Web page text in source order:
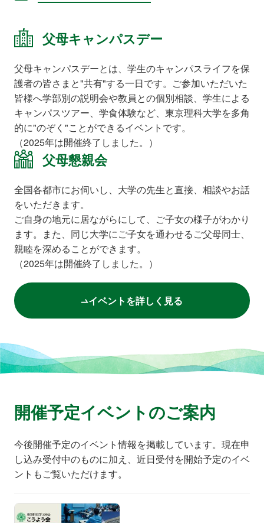
父母キャンパスデー
父母キャンパスデーとは、学生のキャンパスライフを保
護者の皆さまと"共有"する一日です。ご参加いただいた
皆様へ学部別の説明会や教員との個別相談、学生による
キャンパスツアー、学食体験など、東京理科大学を多角
的に"のぞく"ことができるイベントです。
（2025年は開催終了しました。）
父母懇親会
全国各都市にお伺いし、大学の先生と直接、相談やお話
をいただきます。
ご自身の地元に居ながらにして、ご子女の様子がわかり
ます。また、同じ大学にご子女を通わせるご父母同士、
親睦を深めることができます。
（2025年は開催終了しました。）
イベントを詳しく見る
開催予定イベントのご案内
今後開催予定のイベント情報を掲載しています。現在申
し込み受付中のものに加え、近日受付を開始予定のイベ
ントもご覧いただけます。